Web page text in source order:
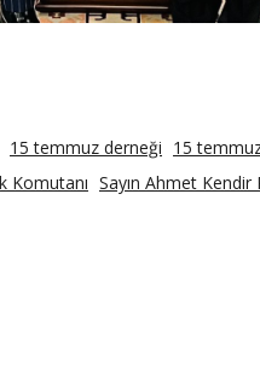
15 temmuz derneği 15
Komutanı Sayın Ahmet Kendir